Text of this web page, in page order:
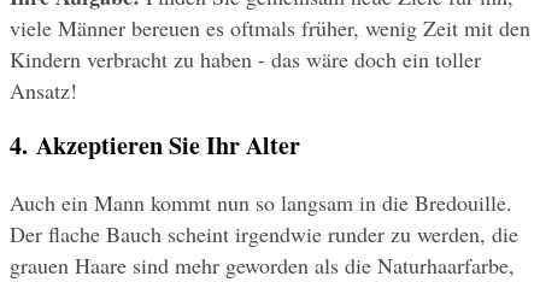
viele Männer bereuen es oftmals früher, wenig Zeit mit den
Kindern verbracht zu haben - das wäre doch ein toller
Ansatz!
4. Akzeptieren Sie Ihr Alter
Auch ein Mann kommt nun so langsam in die Bredouille.
Der flache Bauch scheint irgendwie runder zu werden, die
grauen Haare sind mehr geworden als die Naturhaarfarbe,